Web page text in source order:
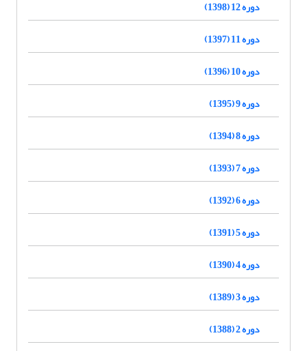
دوره 12 (1398)
دوره 11 (1397)
دوره 10 (1396)
دوره 9 (1395)
دوره 8 (1394)
دوره 7 (1393)
دوره 6 (1392)
دوره 5 (1391)
دوره 4 (1390)
دوره 3 (1389)
دوره 2 (1388)